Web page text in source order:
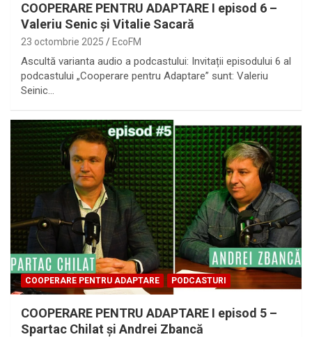
COOPERARE PENTRU ADAPTARE I episod 6 –
Valeriu Senic și Vitalie Sacară
23 octombrie 2025 EcoFM
Ascultă varianta audio a podcastului: Invitații episodului 6 al
podcastului „Cooperare pentru Adaptare” sunt: Valeriu
Seinic…
COOPERARE PENTRU ADAPTARE PODCASTURI
COOPERARE PENTRU ADAPTARE I episod 5 –
Spartac Chilat și Andrei Zbancă